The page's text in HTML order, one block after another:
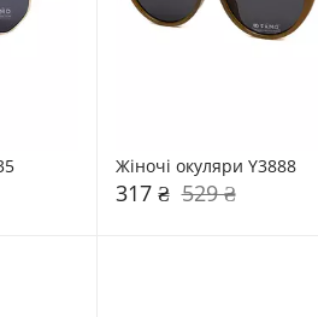
Жіночі окуляри Y3888
317 ₴ 529 ₴